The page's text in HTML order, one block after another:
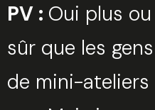
PV : Oui plus
sûr que les
de mini-ateliers